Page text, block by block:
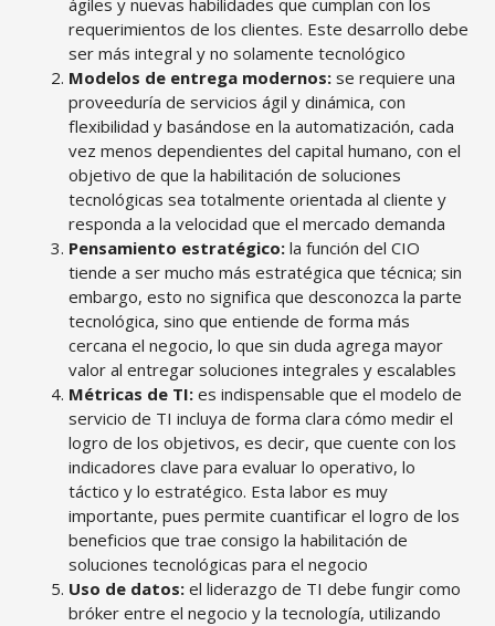
ágiles y nuevas habilidades que cumplan con los
requerimientos de los clientes. Este desarrollo debe
ser más integral y no solamente tecnológico
Modelos de entrega modernos:se requiere una
proveeduría de servicios ágil y dinámica, con
flexibilidad y basándose en la automatización, cada
vez menos dependientes del capital humano, con el
objetivo de que la habilitación de soluciones
tecnológicas sea totalmente orientada al cliente y
responda a la velocidad que el mercado demanda
Pensamiento estratégico:la función del CIO
tiende a ser mucho más estratégica que técnica; sin
embargo, esto no significa que desconozca la parte
tecnológica, sino que entiende de forma más
cercana el negocio, lo que sin duda agrega mayor
valor al entregar soluciones integrales y escalables
Métricas de TI:es indispensable que el modelo de
servicio de TI incluya de forma clara cómo medir el
logro de los objetivos, es decir, que cuente con los
indicadores clave para evaluar lo operativo, lo
táctico y lo estratégico. Esta labor es muy
importante, pues permite cuantificar el logro de los
beneficios que trae consigo la habilitación de
soluciones tecnológicas para el negocio
Uso de datos:el liderazgo de TI debe fungir como
bróker entre el negocio y la tecnología, utilizando